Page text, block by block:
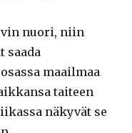
nuori, niin
saada
maailmaa
taiteen
näkyvät se